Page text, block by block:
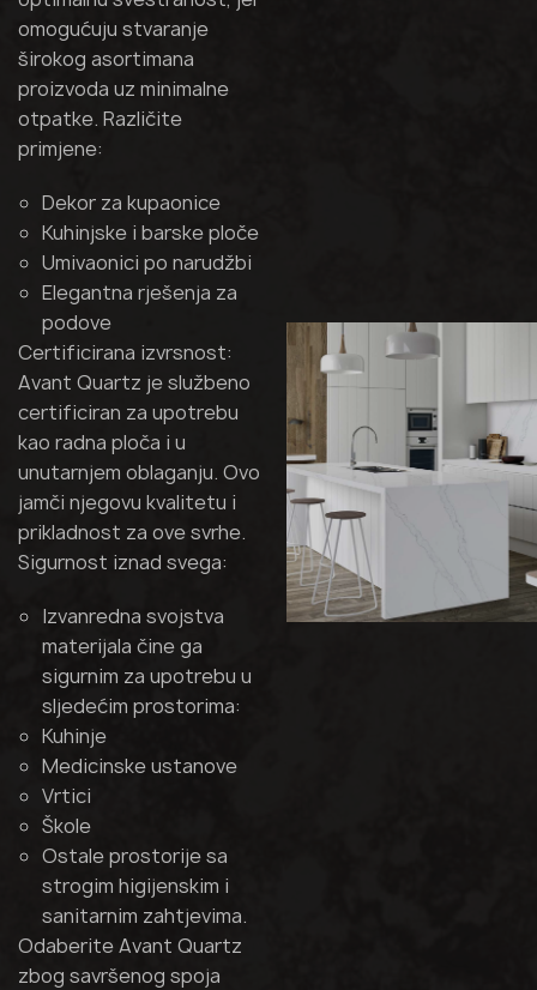
omogućuju stvaranje
širokog asortimana
proizvoda uz minimalne
otpatke. Različite
primjene:
Dekor za kupaonice
Kuhinjske i barske ploče
Umivaonici po narudžbi
Elegantna rješenja za
podove
Certificirana izvrsnost:
Avant Quartz je službeno
certificiran za upotrebu
kao radna ploča i u
unutarnjem oblaganju. Ovo
jamči njegovu kvalitetu i
prikladnost za ove svrhe.
Sigurnost iznad svega:
Izvanredna svojstva
materijala čine ga
sigurnim za upotrebu u
sljedećim prostorima:
Kuhinje
Medicinske ustanove
Vrtici
Škole
Ostale prostorije sa
strogim higijenskim i
sanitarnim zahtjevima.
Odaberite Avant Quartz
zbog savršenog spoja